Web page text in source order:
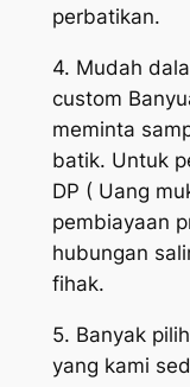
perbatikan.
4. Mudah
custom
meminta
batik. Untuk
DP ( Uang
pembiayaan
hubungan
fihak.
5. Banyak
yang kami